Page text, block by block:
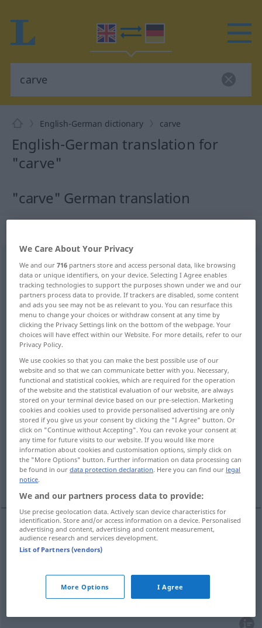
English-German dictionary carve
English-German translation for
"carve"
"carve" German translation
carve [kɑː(r)v]v/t
Overview of all translations
(For more details, click/tap on the translation)
schnitzen, meißeln
einschneiden, -meißeln
mit Schnitzereien verzieren
zerlegen, vorschneiden, tranchieren
More examples...
schnitzen,meißeln carveblock
ausschnitzen, -meißeln carvemake by carving
We Care About Your Privacy
We and our716 partners store and access personal data, like browsing
data or unique identifiers, on your device. Selecting I Agree enables
tracking technologies to support the purposes shown under we and our
partners process data to provide. If trackers are disabled, some content
and ads you see may not be as relevant to you. You can resurface this
menu to change your choices or withdraw consent at any time by
clicking the Privacy Settings link on the bottom of the webpage. Your
choices will have effect within our Website. For more details, refer to our
Privacy Policy.
We use cookies so that you can make the best possible use of our
website and so that we can communicate better with you. Necessary,
functional and statistical cookies, which are required for the operation
of the website and the statistical evaluation of our website, are always
stored on your terminal device based on our pre-selection. Marketing
cookies and cookies used to provide personalised advertising are only
stored if you give us your consent by clicking the "I Agree" button. Or
click on "Continue without Accepting". You can revoke your consent at
any time for future visits to our website. If you would like more
information about cookies and customisation options, simply click on
the "More Options" button. Further information on data processing can
be found in ourdata protection declaration. Here you can find our legal
notice.
We and our partners process data to provide:
Use precise geolocation data. Actively scan device characteristics for
identification. Store and/or access information on a device. Personalised
advertising and content, advertising and content measurement,
audience research and services development.
List of Partners (vendors)
More Options I Agree